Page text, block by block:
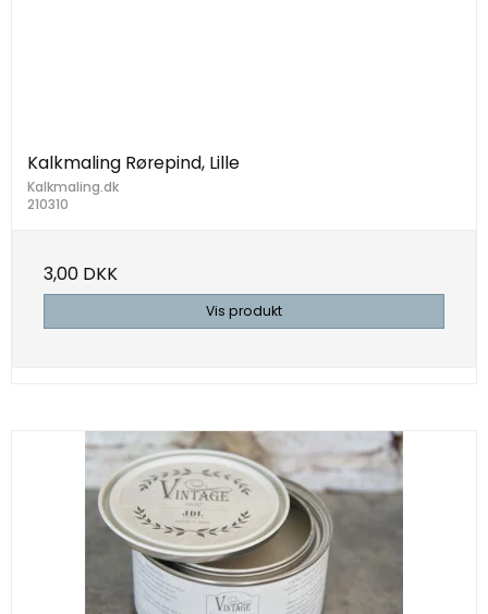
Kalkmaling Rørepind, Lille
Kalkmaling.dk
210310
3,00 DKK
Vis produkt